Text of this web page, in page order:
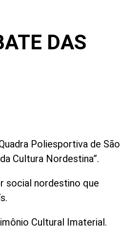
DAS
Poliesportiva de São
Cultura Nordestina”.
social nordestino que
Cultural Imaterial.